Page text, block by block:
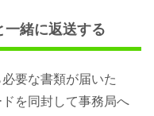
一緒に返送する
要な書類が届いた
を同封して事務局へ